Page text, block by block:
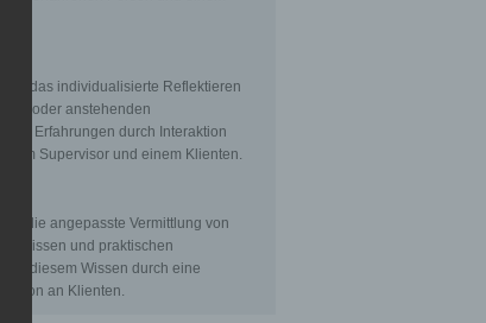
ist das individualisierte Reflektieren
oder anstehenden
Erfahrungen durch Interaktion
Supervisor und einem Klienten.
ist die angepasste Vermittlung von
Wissen und praktischen
zu diesem Wissen durch eine
an Klienten.